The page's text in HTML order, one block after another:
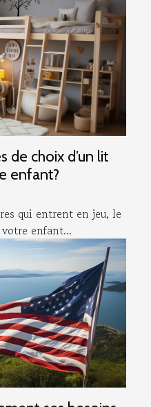
de choix d’un lit
enfant?
qui entrent en jeu, le
enfant...